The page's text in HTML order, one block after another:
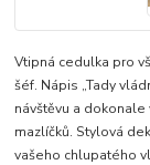
Vtipná cedulka pro
šéf. Nápis „Tady
návštěvu a
mazlíčků. Stylová
vašeho chlupatého